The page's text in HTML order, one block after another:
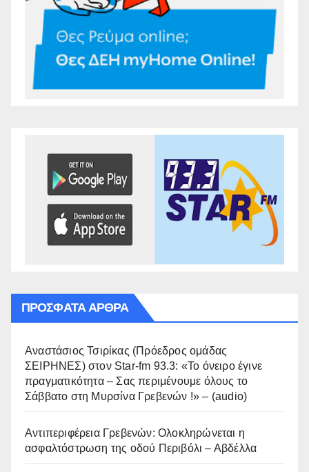
ΠΡΌΣΦΑΤΑ ΆΡΘΡΑ
Αναστάσιος Τσιρίκας (Πρόεδρος ομάδας
ΣΕΙΡΗΝΕΣ) στον Star-fm 93.3: «Το όνειρο έγινε
πραγματικότητα – Σας περιμένουμε όλους το
Σάββατο στη Μυρσίνα Γρεβενών !» – (audio)
Αντιπεριφέρεια Γρεβενών: Ολοκληρώνεται η
ασφαλτόστρωση της οδού Περιβόλι – Αβδέλλα